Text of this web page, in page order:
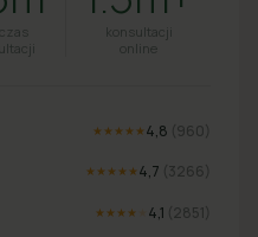
konsultacji
online
★★★★★ 4,8 (960
★★★★★ 4,7 (3266
★★★★ 4,1 (2851